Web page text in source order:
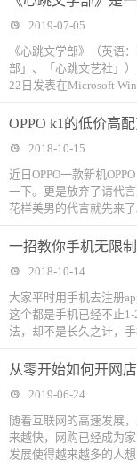
2019-07-05
《心跳文学部》（英语
部」、「心跳文艺社」
22日发表在Microsoft
OPPO k1的低价高
2018-10-15
近日OPPO一款新机
一下。更是放弃了请代
花样美男的代言就先来
一招教你手机无限
2018-10-14
大家平时用手机去注册
这个都是手机已经不止
法，却不是长久之计，
从零开始如何开网店
2019-06-24
随着互联网的高速发展
来越快，网购已经成为
发展使得越来越多的人